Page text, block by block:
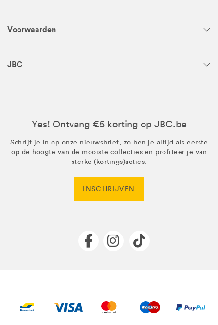
Voorwaarden
JBC
Yes! Ontvang €5 korting op JBC.be
Schrijf je in op onze nieuwsbrief, zo ben je altijd als eerste
op de hoogte van de mooiste collecties en profiteer je van
sterke (kortings)acties.
INSCHRIJVEN